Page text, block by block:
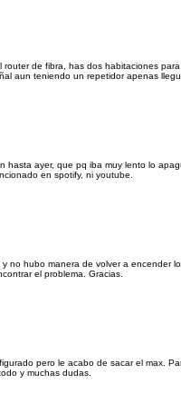
de fibra, has dos habitaciones
aun teniendo un repetidor apenas
ayer, que pq iba muy lento lo
en spotify, ni youtube.
no hubo manera de volver a encender
el problema. Gracias.
pero le acabo de sacar el max.
y muchas dudas.